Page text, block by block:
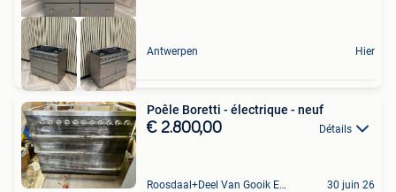
Antwerpen Hier
Poêle Boretti - électrique - neuf
€ 2.800,00 Détails
Roosdaal+Deel Van Gooik En Sint-Kwintens-Lennik 30 juin 26